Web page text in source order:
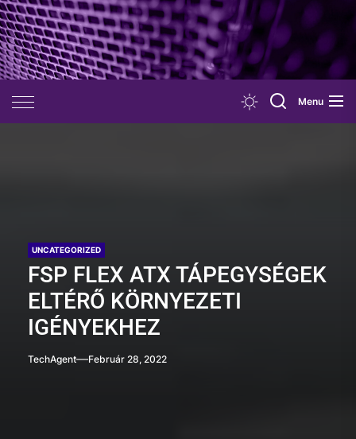
Skip
to
the
content
Menu
UNCATEGORIZED
FSP FLEX ATX TÁPEGYSÉGEK
ELTÉRŐ KÖRNYEZETI
IGÉNYEKHEZ
TechAgent Február 28, 2022